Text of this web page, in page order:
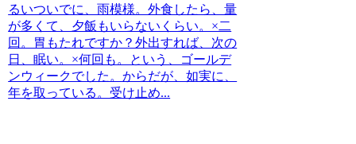
るいついでに、雨模様。外食したら、量
が多くて、夕飯もいらないくらい。×二
回。胃もたれですか？外出すれば、次の
日、眠い。×何回も。という、ゴールデ
ンウィークでした。からだが、如実に、
年を取っている。受け止め...